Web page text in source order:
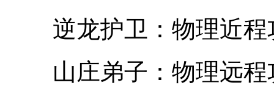
逆龙护卫：物理近程
山庄弟子：物理远程